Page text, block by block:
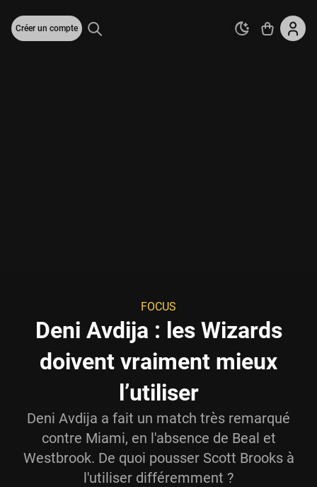
Créer un compte
FOCUS
Deni Avdija : les Wizards
doivent vraiment mieux
l’utiliser
Deni Avdija a fait un match très remarqué
contre Miami, en l'absence de Beal et
Westbrook. De quoi pousser Scott Brooks à
l'utiliser différemment ?